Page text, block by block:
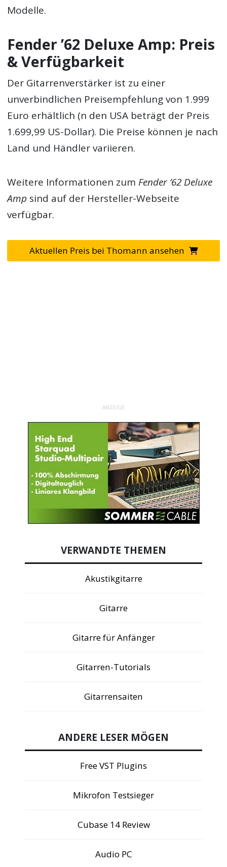
Modelle.
Fender ’62 Deluxe Amp: Preis
& Verfügbarkeit
Der Gitarrenverstärker ist zu einer
unverbindlichen Preisempfehlung von 1.999
Euro erhältlich (n den USA beträgt der Preis
1.699,99 US-Dollar). Die Preise können je nach
Land und Händler variieren.
Weitere Informationen zum Fender ’62 Deluxe
Amp sind auf der Hersteller-Webseite
verfügbar.
Aktuellen Preis bei Thomann ansehen
ANZEIGE
VERWANDTE THEMEN
Akustikgitarre
Gitarre
Gitarre für Anfänger
Gitarren-Tutorials
Gitarrensaiten
ANDERE LESER MÖGEN
Free VST Plugins
Mikrofon Testsieger
Cubase 14 Review
Audio PC